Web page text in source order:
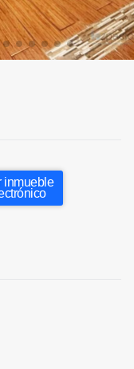
inmueble